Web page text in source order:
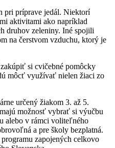
pri príprave jedál. Niektorí
aktivitami ako napríklad
druhov zeleniny. Iné spojili
na čerstvom vzduchu, ktorý je
si cvičebné pomôcky
môcť využívať nielen žiaci zo
určený žiakom 3. až 5.
možnosť vybrať si výučbu
alebo v rámci voliteľného
a pre školy bezplatná.
zapojených celkovo